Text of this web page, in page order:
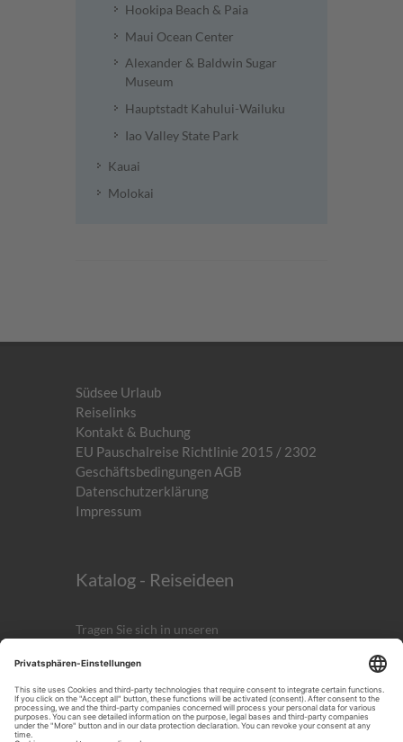
Hookipa Beach & Paia
Maui Ocean Center
Alexander & Baldwin Sugar
Museum
Hauptstadt Kahului-Wailuku
Iao Valley State Park
Kauai
Molokai
Südsee Urlaub
Reiselinks
Kontakt & Buchung
EU Pauschalreise Richtlinie 2015 / 2302
Geschäftsbedingungen AGB
Datenschutzerklärung
Impressum
Katalog - Reiseideen
Tragen Sie sich in unseren
ICH AKZEPTIERST DIE
DATENSCHUTZERKLÄRUNG.